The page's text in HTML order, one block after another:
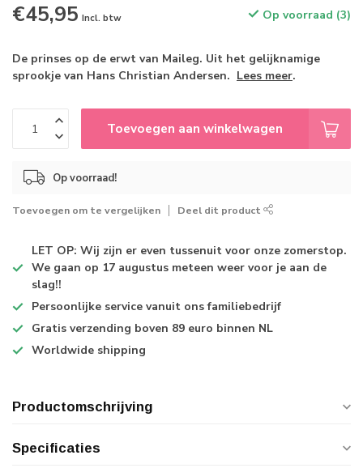
€45,95 Incl. btw Op voorraad (3)
De prinses op de erwt van Maileg. Uit het gelijknamige
sprookje van Hans Christian Andersen. Lees meer.
Toevoegen aan winkelwagen
Op voorraad!
Toevoegen om te vergelijken Deel dit product
LET OP: Wij zijn er even tussenuit voor onze zomerstop.
We gaan op 17 augustus meteen weer voor je aan de
slag!!
Persoonlijke service vanuit ons familiebedrijf
Gratis verzending boven 89 euro binnen NL
Worldwide shipping
Productomschrijving
Specificaties